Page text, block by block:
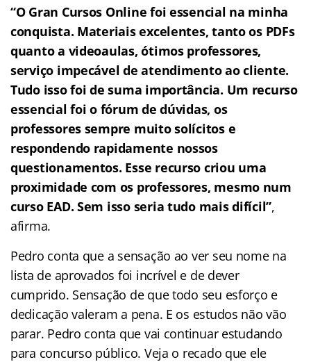
“O Gran Cursos Online foi essencial na minha
conquista. Materiais excelentes, tanto os PDFs
quanto a videoaulas, ótimos professores,
serviço impecável de atendimento ao cliente.
Tudo isso foi de suma importância. Um recurso
essencial foi o fórum de dúvidas, os
professores sempre muito solícitos e
respondendo rapidamente nossos
questionamentos. Esse recurso criou uma
proximidade com os professores, mesmo num
curso EAD. Sem isso seria tudo mais difícil”,
afirma.
Pedro conta que a sensação ao ver seu nome na
lista de aprovados foi incrível e de dever
cumprido. Sensação de que todo seu esforço e
dedicação valeram a pena. E os estudos não vão
parar. Pedro conta que vai continuar estudando
para concurso público. Veja o recado que ele